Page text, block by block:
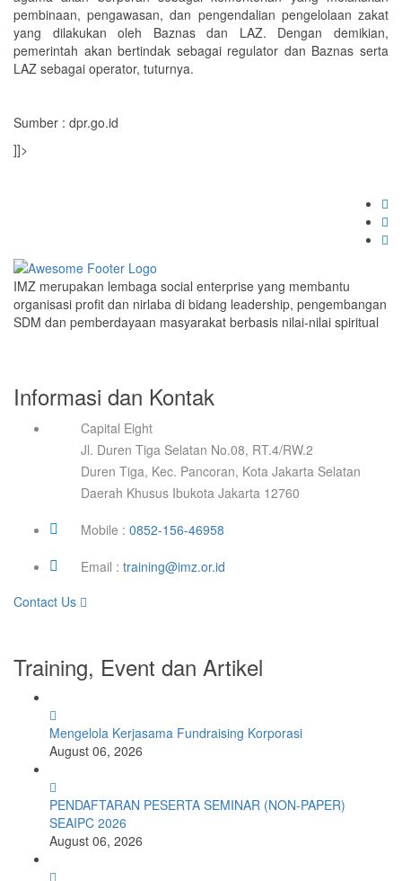
pembinaan, pengawasan, dan pengendalian pengelolaan zakat
yang dilakukan oleh Baznas dan LAZ. Dengan demikian,
pemerintah akan bertindak sebagai regulator dan Baznas serta
LAZ sebagai operator, tuturnya.
Sumber : dpr.go.id
]]>
IMZ merupakan lembaga social enterprise yang membantu
organisasi profit dan nirlaba di bidang leadership, pengembangan
SDM dan pemberdayaan masyarakat berbasis nilai-nilai spiritual
Informasi dan Kontak
Capital Eight
Jl. Duren Tiga Selatan No.08, RT.4/RW.2
Duren Tiga, Kec. Pancoran, Kota Jakarta Selatan
Daerah Khusus Ibukota Jakarta 12760
Mobile : 0852-156-46958
Email : training@imz.or.id
Contact Us
Training, Event dan Artikel
Mengelola Kerjasama Fundraising Korporasi
August 06, 2026
PENDAFTARAN PESERTA SEMINAR (NON-PAPER)
SEAIPC 2026
August 06, 2026